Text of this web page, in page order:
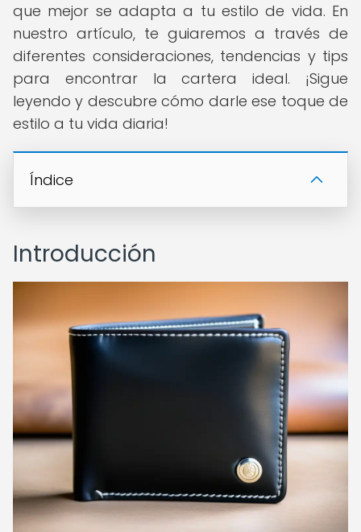
que mejor se adapta a tu estilo de vida. En
nuestro artículo, te guiaremos a través de
diferentes consideraciones, tendencias y tips
para encontrar la cartera ideal. ¡Sigue
leyendo y descubre cómo darle ese toque de
estilo a tu vida diaria!
Índice
Introducción